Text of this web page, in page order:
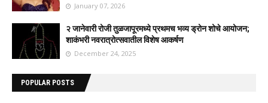
January 07, 2026
२ जानेवारी रोजी तुळजापूरमध्ये प्रथमच भव्य ड्रोन शोचे आयोजन;
शाकंभरी नवरात्रोत्सवातील विशेष आकर्षण
December 24, 2025
POPULAR POSTS